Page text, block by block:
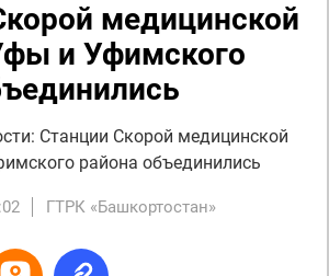
медицинской
и Уфимского
Станции Скорой медицинской
района объединились
ГТРК «Башкортостан»